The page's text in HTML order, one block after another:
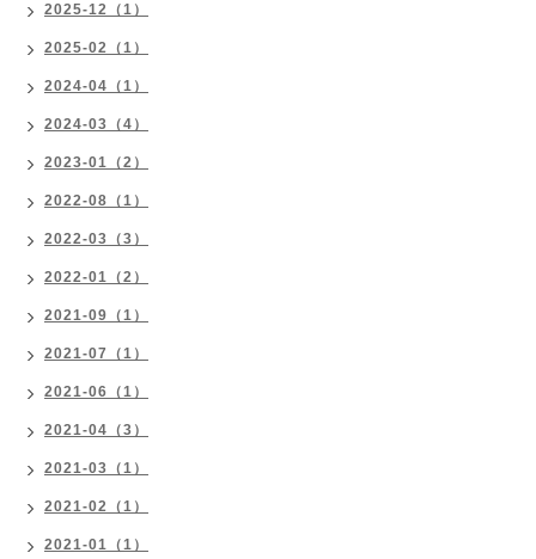
2025-12（1）
2025-02（1）
2024-04（1）
2024-03（4）
2023-01（2）
2022-08（1）
2022-03（3）
2022-01（2）
2021-09（1）
2021-07（1）
2021-06（1）
2021-04（3）
2021-03（1）
2021-02（1）
2021-01（1）